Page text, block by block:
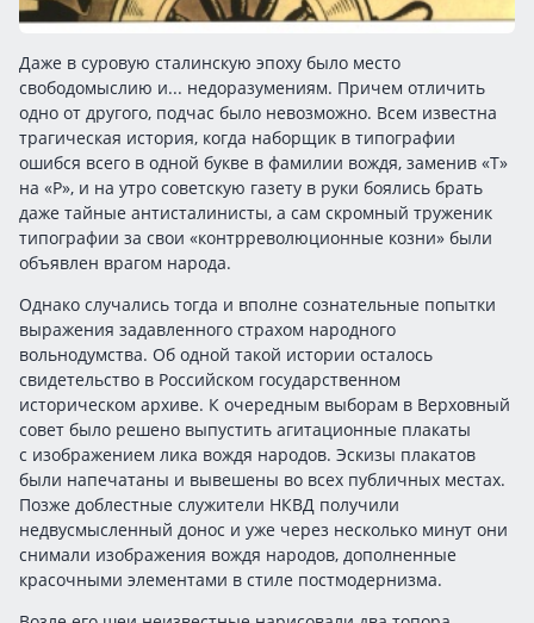
Даже в суровую сталинскую эпоху было место
свободомыслию и... недоразумениям. Причем отличить
одно от другого, подчас было невозможно. Всем известна
трагическая история, когда наборщик в типографии
ошибся всего в одной букве в фамилии вождя, заменив «Т»
на «Р», и на утро советскую газету в руки боялись брать
даже тайные антисталинисты, а сам скромный труженик
типографии за свои «контрреволюционные козни» были
объявлен врагом народа.
Однако случались тогда и вполне сознательные попытки
выражения задавленного страхом народного
вольнодумства. Об одной такой истории осталось
свидетельство в Российском государственном
историческом архиве. К очередным выборам в Верховный
совет было решено выпустить агитационные плакаты
с изображением лика вождя народов. Эскизы плакатов
были напечатаны и вывешены во всех публичных местах.
Позже доблестные служители НКВД получили
недвусмысленный донос и уже через несколько минут они
снимали изображения вождя народов, дополненные
красочными элементами в стиле постмодернизма.